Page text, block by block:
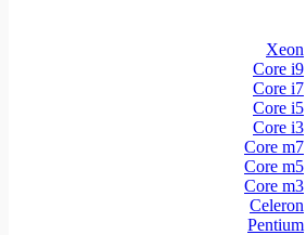
Xeon
Core i9
Core i7
Core i5
Core i3
Core m7
Core m5
Core m3
Celeron
Pentium